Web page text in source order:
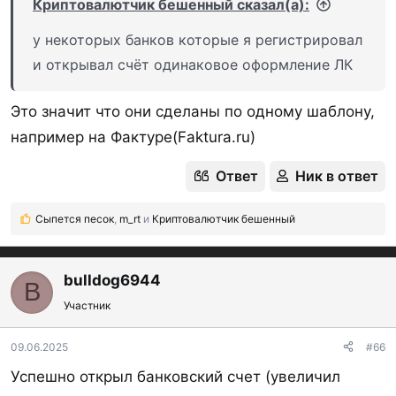
Алеф-банк
Альфа-Банк
ИБ
АТБ ИБ
БЖФ банк
БКС банк
ВБРР
Криптовалютчик бешенный сказал(а):
у некоторых банков которые я регистрировал
и открывал счёт одинаковое оформление ЛК
Это значит что они сделаны по одному шаблону,
например на Фактуре(Faktura.ru)
Ответ Ник в ответ
Р
а
к
и
и
:
Сыпется песок m_rt и Криптовалютчик бешенный
B bulldog6944
Участник
09.06.2025 #66
Успешно открыл банковский счет (увеличил